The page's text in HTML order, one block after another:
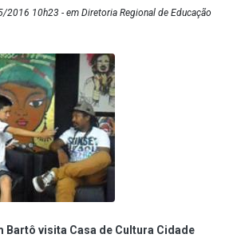
2016 10h23 - em Diretoria Regional de Educação
Bartô visita Casa de Cultura Cidade